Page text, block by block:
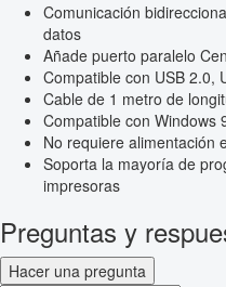
Comunicación
datos
Añade puerto paralelo
Compatible con USB 2.0,
Cable de 1 metro de
Compatible con Windows
No requiere alimentación
Soporta la mayoría de
impresoras
Preguntas y
Hacer una pregunta